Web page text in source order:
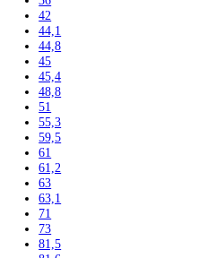
192
193
193,5
195
195,7
199
200
200,3
201
201,1
201,8
202
202,7
203